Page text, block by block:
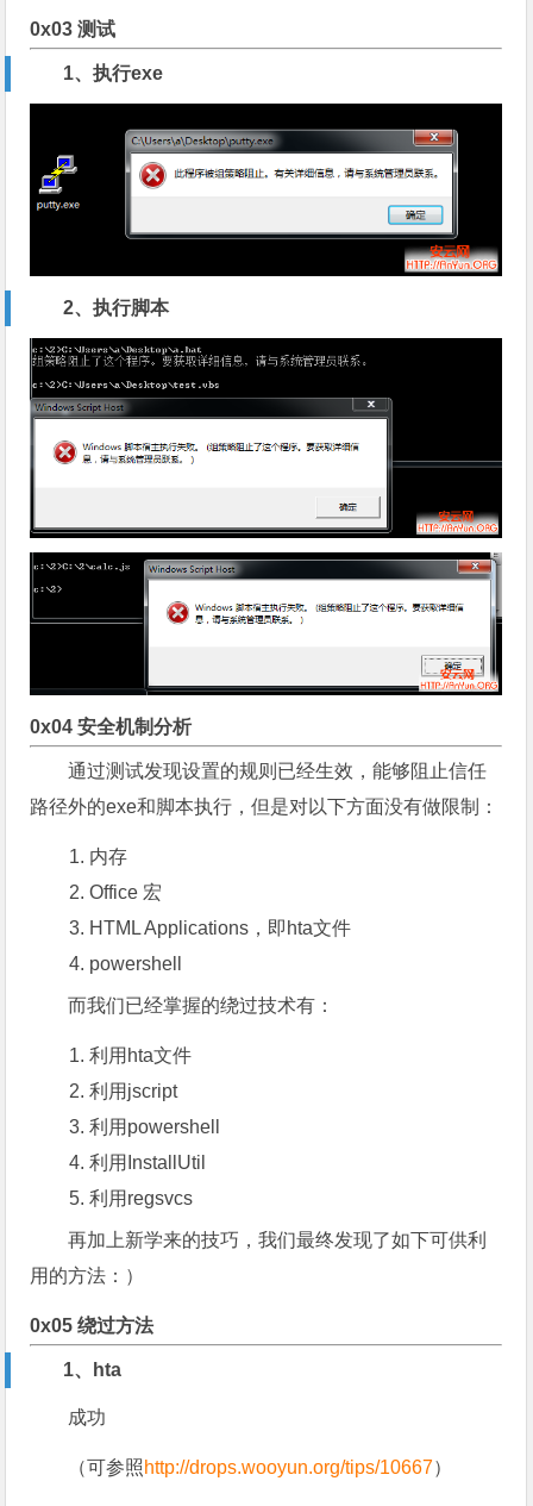
0x03 测试
1、执行exe
2、执行脚本
0x04 安全机制分析
通过测试发现设置的规则已经生效，能够阻止信任
路径外的exe和脚本执行，但是对以下方面没有做限制：
内存
Office 宏
HTML Applications，即hta文件
powershell
而我们已经掌握的绕过技术有：
利用hta文件
利用jscript
利用powershell
利用InstallUtil
利用regsvcs
再加上新学来的技巧，我们最终发现了如下可供利
用的方法：）
0x05 绕过方法
1、hta
成功
（可参照 http://drops.wooyun.org/tips/10667）